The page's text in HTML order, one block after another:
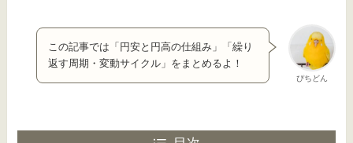
ぴちどん
この記事では「円安と円高の仕組み」「繰り
返す周期・変動サイクル」をまとめるよ！